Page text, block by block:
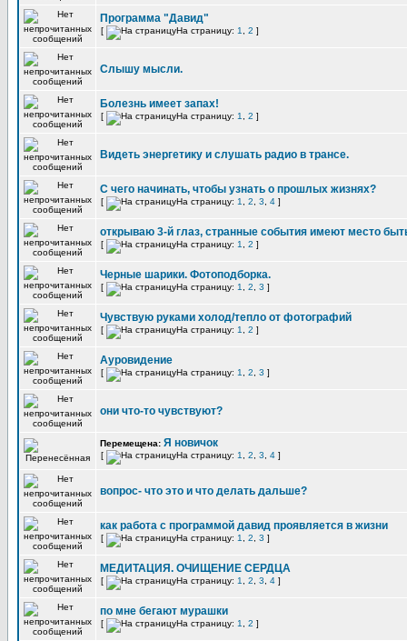
Программа "Давид"
[ На страницу: 1 2 ]
Слышу мысли.
Болезнь имеет запах!
[ На страницу: 1 2 ]
Видеть энергетику и слушать радио в трансе.
С чего начинать, чтобы узнать о прошлых жизнях?
[ На страницу: 1 2 3 4 ]
открываю 3-й глаз, странные события имеют место
[ На страницу: 1 2 ]
Черные шарики. Фотоподборка.
[ На страницу: 1 2 3 ]
Чувствую руками холод/тепло от фотографий
[ На страницу: 1 2 ]
Ауровидение
[ На страницу: 1 2 3 ]
они что-то чувствуют?
Перемещена: Я новичок
[ На страницу: 1 2 3 4 ]
вопрос- что это и что делать дальше?
как работа с программой давид проявляется в жизни
[ На страницу: 1 2 3 ]
МЕДИТАЦИЯ. ОЧИЩЕНИЕ СЕРДЦА
[ На страницу: 1 2 3 4 ]
по мне бегают мурашки
[ На страницу: 1 2 ]